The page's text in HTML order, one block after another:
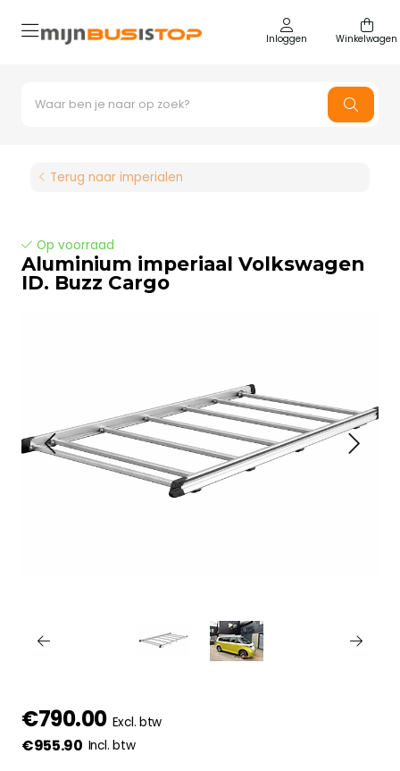
Inloggen Winkelwagen
Terug naar imperialen
Op voorraad
Aluminium imperiaal Volkswagen
ID. Buzz Cargo
€790.00 Excl. btw
€955.90 Incl. btw